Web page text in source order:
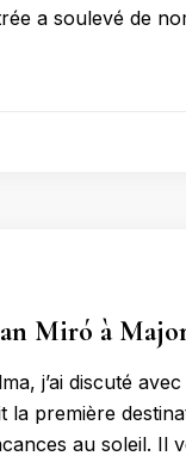
a soulevé de
Miró à
j’ai discuté
la première
au soleil. Il